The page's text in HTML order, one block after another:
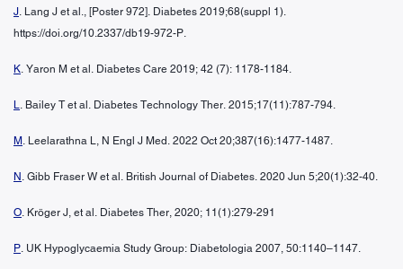
J. Lang J et al., [Poster 972]. Diabetes 2019;68(suppl 1).
https://doi.org/10.2337/db19-972-P.
K. Yaron M et al. Diabetes Care 2019; 42 (7): 1178-1184.
L. Bailey T et al. Diabetes Technology Ther. 2015;17(11):787-794.
M . Leelarathna L, N Engl J Med. 2022 Oct 20;387(16):1477-1487.
N . Gibb Fraser W et al. British Journal of Diabetes. 2020 Jun 5;20(1):32-40.
O. Kröger J, et al. Diabetes Ther, 2020; 11(1):279-291
P. UK Hypoglycaemia Study Group: Diabetologia 2007, 50:1140–1147.